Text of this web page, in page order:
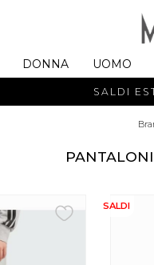
DONNA UOMO
SALDI
SALDI